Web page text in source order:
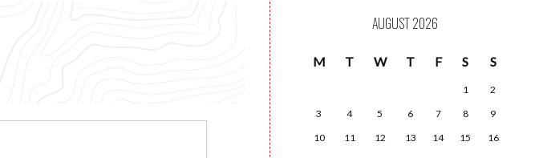
AUGUST 2026
M T W T F S S
1
2
3
4 5 6 7 8
9
10
11 12 13 14 15
16